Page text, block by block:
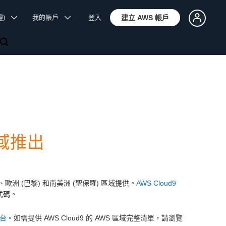
) 我的帳戶 登入 建立 AWS 帳戶
推出
洲 (巴黎) 和南美洲 (聖保羅) 區域提供。 AWS Cloud9
。
。如需提供 AWS Cloud9 的 AWS 區域完整清單，請瀏覽